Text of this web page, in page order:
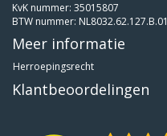
KvK nummer: 35015807
BTW nummer: NL8032.62.127.B.01
Meer informatie
Herroepingsrecht
Klantbeoordelingen